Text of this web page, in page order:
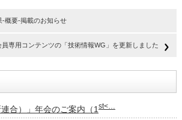
-概要-掲載のお知らせ
員専用コンテンツの「技術情報WG」を更新しました
合）」年会のご案内（1 st<…